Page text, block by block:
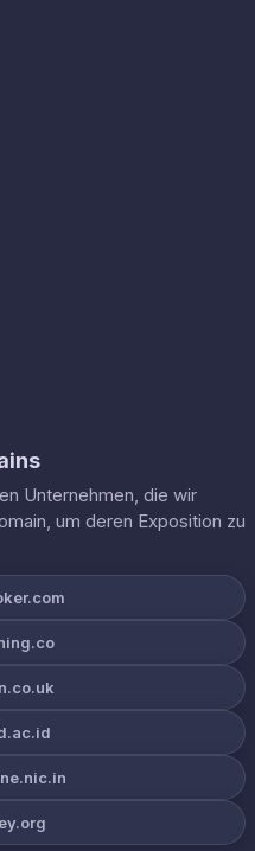
Unternehmen, die wir
um deren Exposition zu